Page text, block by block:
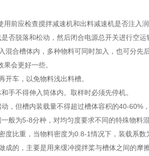
前应检查搅拌减速机和出料减速机是否注入
否脱落和松动，然后闭合电源总开关进行空运
合槽体内，多种物料可同时加入，也可分先
会更好一些。
车，以免物料浅出料槽。
不得伸入筒体内。取样时必须先停机。
但槽内装载量不得超过槽体容积的40-60%，
为5-8分种，对均匀度要求不同的特殊物料混
比重，当物料密度为0.8-1情况下，装载系数
的，主要是用来缓冲搅拌桨与槽体之间的摩